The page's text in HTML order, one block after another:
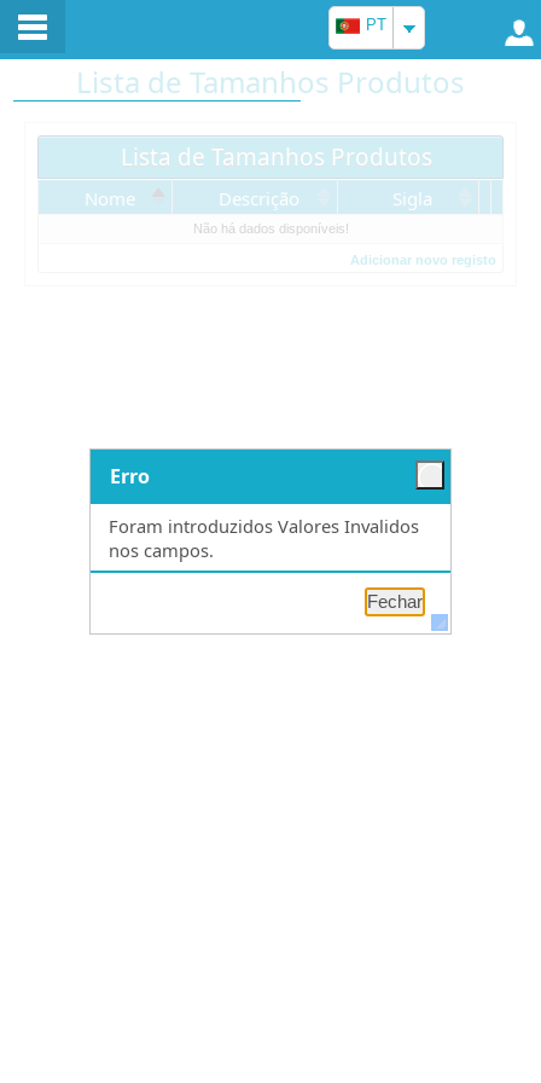
PT
Lista de Tamanhos Produtos
Lista de Tamanhos Produtos
Nome Descrição Sigla
Não há dados disponíveis!
Adicionar novo registo
Erro
Foram introduzidos Valores Invalidos
nos campos.
Fechar